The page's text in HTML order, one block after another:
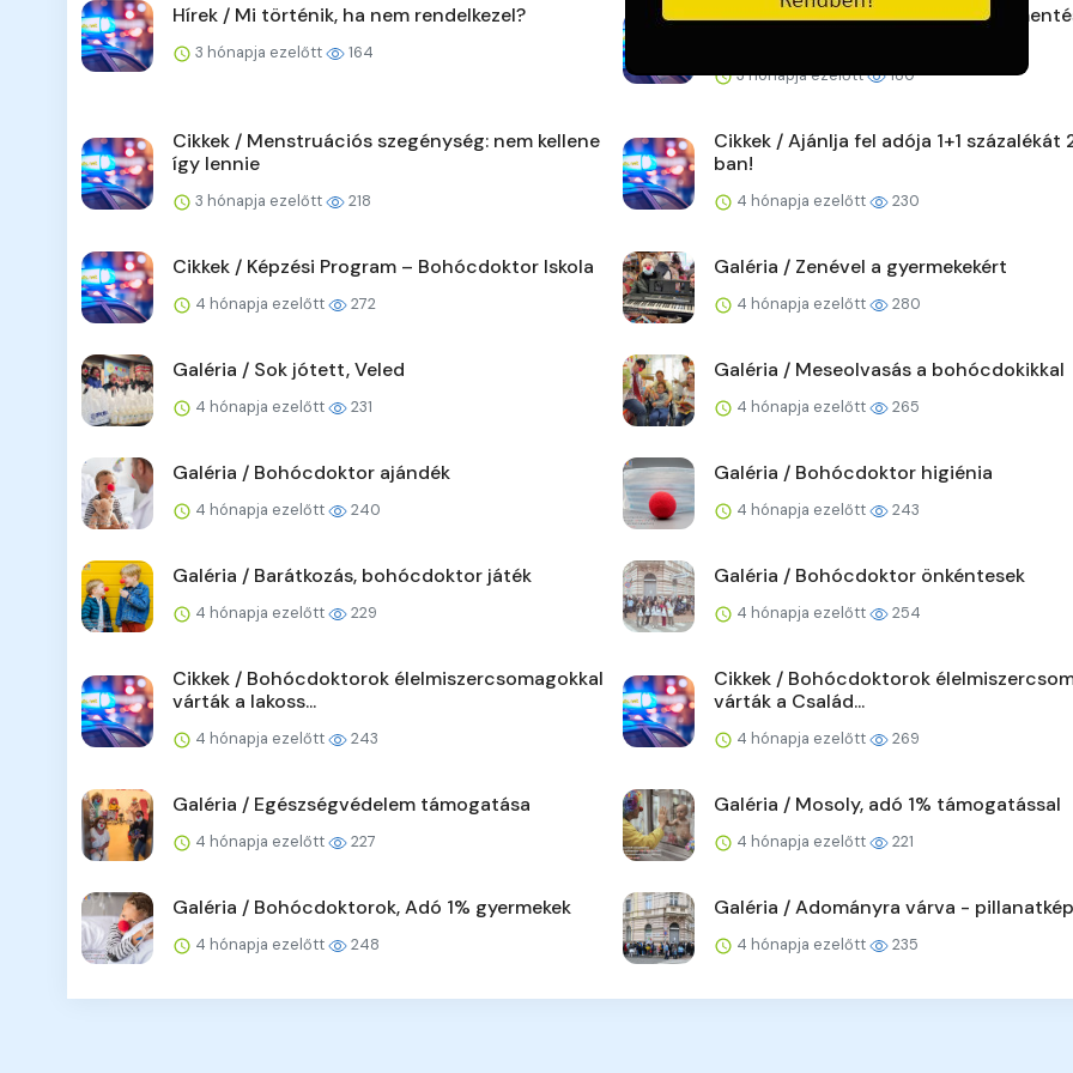
Hírek / Mi történik, ha nem rendelkezel?
3 hónapja ezelőtt 164
Cikkek / Adó 1% - kutyákra, cicák
3 hónapja ezelőtt 180
Cikkek / Menstruációs szegénység: nem kellene
így lennie
3 hónapja ezelőtt 218
Cikkek / Ajánlja fel adója 1+1 százalékát
ban!
4 hónapja ezelőtt 230
Cikkek / Képzési Program – Bohócdoktor Iskola
4 hónapja ezelőtt 272
Galéria / Zenével a gyermekekért
4 hónapja ezelőtt 280
Galéria / Sok jótett, Veled
4 hónapja ezelőtt 231
Galéria / Meseolvasás a bohócdokikkal
4 hónapja ezelőtt 265
Galéria / Bohócdoktor ajándék
4 hónapja ezelőtt 240
Galéria / Bohócdoktor higiénia
4 hónapja ezelőtt 243
Galéria / Barátkozás, bohócdoktor játék
4 hónapja ezelőtt 229
Galéria / Bohócdoktor önkéntesek
4 hónapja ezelőtt 254
Cikkek / Bohócdoktorok élelmiszercsomagokkal
várták a lakoss...
4 hónapja ezelőtt 243
Cikkek / Bohócdoktorok
várták a Család...
4 hónapja ezelőtt 269
Galéria / Egészségvédelem támogatása
4 hónapja ezelőtt 227
Galéria / Mosoly, adó 1% támogatással
4 hónapja ezelőtt 221
Galéria / Bohócdoktorok, Adó 1% gyermekek
4 hónapja ezelőtt 248
Galéria / Adományra várva - pillanatkép
4 hónapja ezelőtt 235